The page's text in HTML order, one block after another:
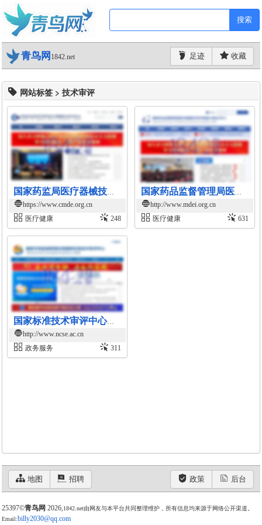
搜索
青鸟网 1842.net 足迹 收藏
网站标签 > 技术审评
国家药监局医疗器械技术审评中心官网
https://www.cmde.org.cn
医疗健康
248
国家药品监督管理局医疗器械技术审评检查大湾区分中心官网
http://www.mdei.org.cn
医疗健康
631
国家标准技术审评中心官网
http://www.ncse.ac.cn
政务服务
311
地图 招聘 政策 后台
25397©青鸟网 2026,1842.net由网友与本平台共同整理维护，所有信息均来源于网络公开渠道。
Email:billy2030@qq.com